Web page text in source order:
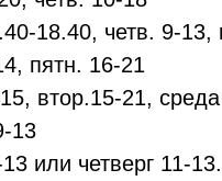
18.40, четв. 9-
пятн. 16-21
втор.15-21,
13
или четверг 11-